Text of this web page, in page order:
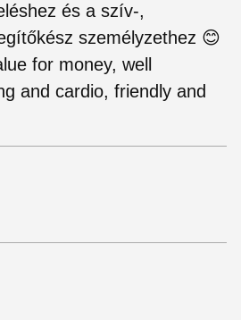
és a szív-,
személyzethez 😊
for money, well
and cardio, friendly and